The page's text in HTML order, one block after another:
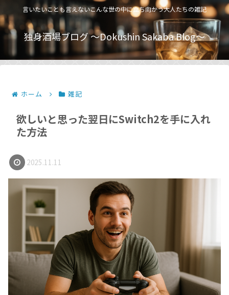
言いたいことも言えないこんな世の中に立ち向かう大人たちの雑記
独身酒場ブログ 〜Dokushin Sakaba Blog〜
ホーム 雑記
欲しいと思った翌日にSwitch2を手に入れ
た方法
2025.11.11